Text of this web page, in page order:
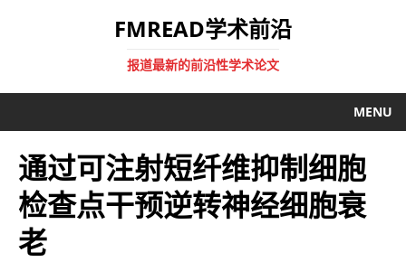
FMREAD学术前沿
报道最新的前沿性学术论文
MENU
通过可注射短纤维抑制细胞
检查点干预逆转神经细胞衰
老